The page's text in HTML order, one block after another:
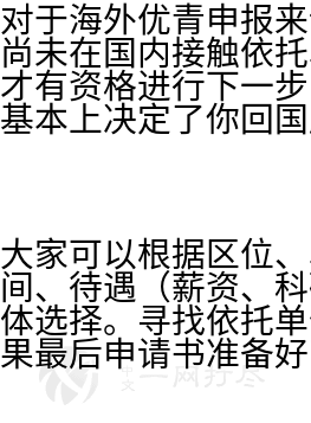
对于海外优青申报
尚未在国内接触依
才有资格进行下一
基本上决定了你回
大家可以根据区位
间、待遇（薪资、
体选择。寻找依托
果最后申请书准备好